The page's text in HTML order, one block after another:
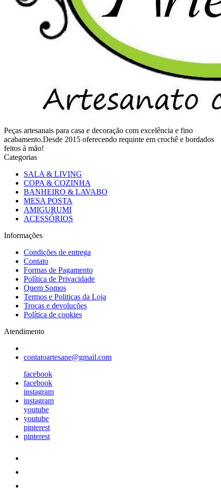
Peças artesanais para casa e decoração com excelência e fino
acabamento.Desde 2015 oferecendo requinte em crochê e bordados
feitos à mão!
Categorias
SALA & LIVING
COPA & COZINHA
BANHEIRO & LAVABO
MESA POSTA
AMIGURUMI
ACESSÓRIOS
Informações
Condições de entrega
Contato
Formas de Pagamento
Política de Privacidade
Quem Somos
Termos e Politicas da Loja
Trocas e devoluções
Política de cookies
Atendimento
contatoartesane@gmail.com
facebook
facebook
instagram
instagram
youtube
youtube
pinterest
pinterest